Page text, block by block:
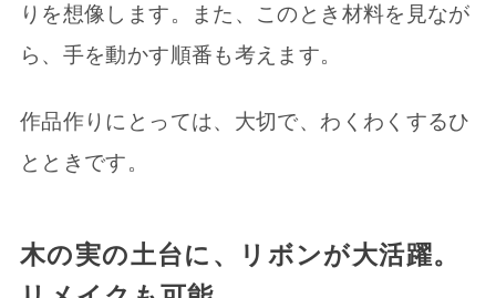
りを想像します。また、このとき材料を見なが
ら、手を動かす順番も考えます。
作品作りにとっては、大切で、わくわくするひ
とときです。
木の実の土台に、リボンが大活躍。